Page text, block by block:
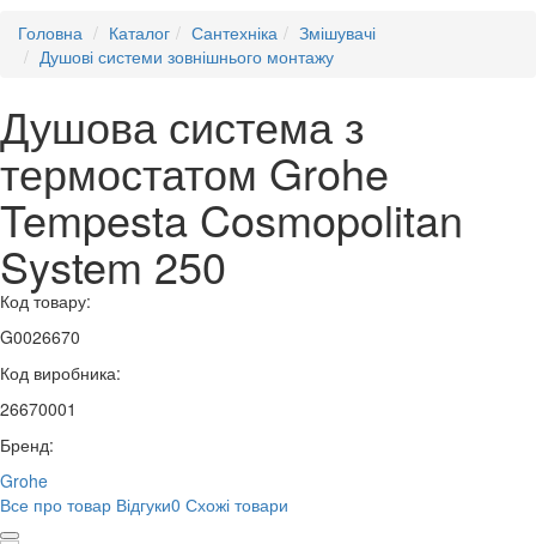
Головна
Каталог Сантехніка
Змішувачі
Душові системи зовнішнього монтажу
Душова система з
термостатом Grohe
Tempesta Cosmopolitan
System 250
Код товару:
G0026670
Код виробника:
26670001
Бренд:
Grohe
Все про товар Відгуки0 Схожі товари